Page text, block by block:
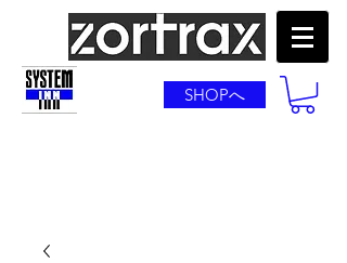
SHOPへ